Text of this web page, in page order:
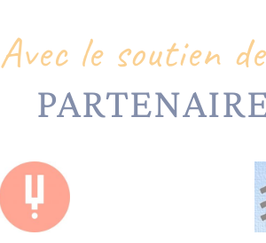
Avec le soutien